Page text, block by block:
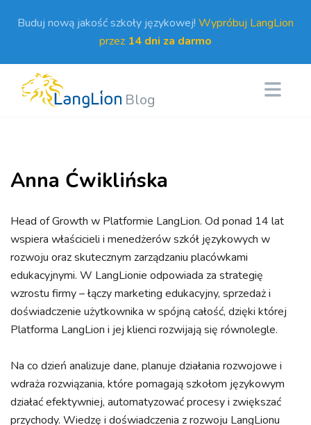
Buduj nową jakość szkoły językowej! Wypróbuj LangLion
przez 14 dni za darmo
Blog
Anna Ćwiklińska
Head of Growth w Platformie LangLion. Od ponad 14 lat
wspiera właścicieli i menedżerów szkół językowych w
rozwoju oraz skutecznym zarządzaniu placówkami
edukacyjnymi. W LangLionie odpowiada za strategię
wzrostu firmy – łączy marketing edukacyjny, sprzedaż i
doświadczenie użytkownika w spójną całość, dzięki której
Platforma LangLion i jej klienci rozwijają się równolegle.
Na co dzień analizuje dane, planuje działania rozwojowe i
wdraża rozwiązania, które pomagają szkołom językowym
działać efektywniej, automatyzować procesy i zwiększać
przychody. Wiedzę i doświadczenia z rozwoju LangLionu